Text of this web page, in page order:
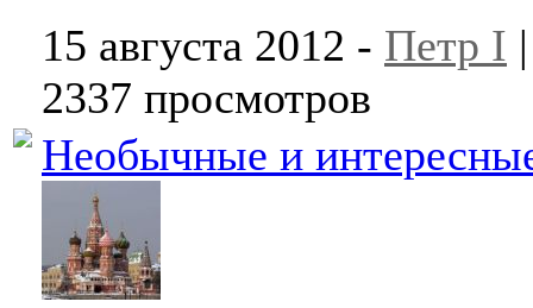
15 августа 2012 - Петр I
2337 просмотров
Необычные и